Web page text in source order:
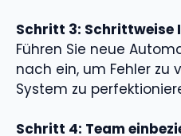
Schritt 3: Schrittweise
Führen Sie neue
nach ein, um Fehler zu
System zu
Schritt 4: Team